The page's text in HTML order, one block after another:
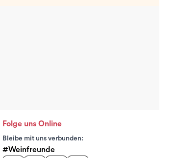
Folge uns Online
Bleibe mit uns verbunden:
#Weinfreunde